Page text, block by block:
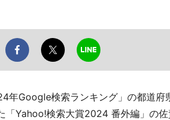
Google検索ランキング」の都道府
「Yahoo!検索大賞2024 番外編」の